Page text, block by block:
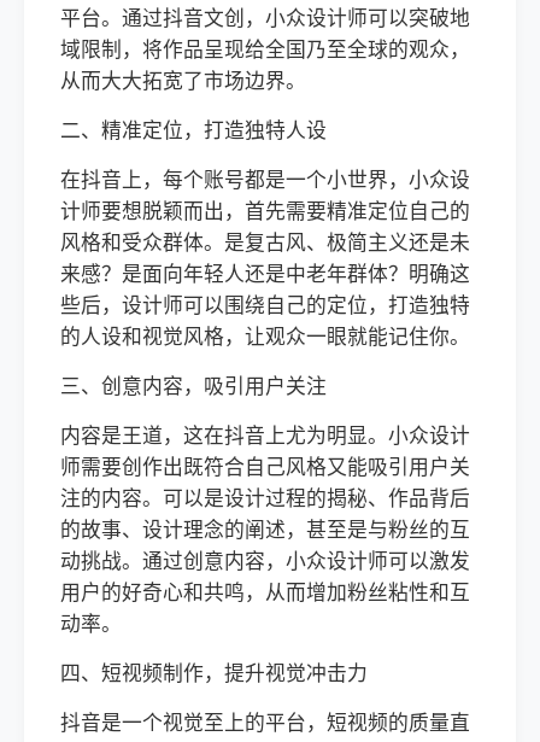
平台。通过抖音文创，小众设计师可以突破地
域限制，将作品呈现给全国乃至全球的观众，
从而大大拓宽了市场边界。
二、精准定位，打造独特人设
在抖音上，每个账号都是一个小世界，小众设
计师要想脱颖而出，首先需要精准定位自己的
风格和受众群体。是复古风、极简主义还是未
来感？是面向年轻人还是中老年群体？明确这
些后，设计师可以围绕自己的定位，打造独特
的人设和视觉风格，让观众一眼就能记住你。
三、创意内容，吸引用户关注
内容是王道，这在抖音上尤为明显。小众设计
师需要创作出既符合自己风格又能吸引用户关
注的内容。可以是设计过程的揭秘、作品背后
的故事、设计理念的阐述，甚至是与粉丝的互
动挑战。通过创意内容，小众设计师可以激发
用户的好奇心和共鸣，从而增加粉丝粘性和互
动率。
四、短视频制作，提升视觉冲击力
抖音是一个视觉至上的平台，短视频的质量直